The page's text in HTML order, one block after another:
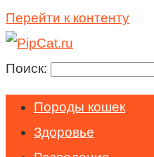
Перейти к контенту
Поиск:
Породы кошек
Здоровье